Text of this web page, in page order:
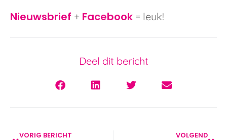
Nieuwsbrief + Facebook = leuk!
Deel dit bericht
VORIG BERICHT VOLGEND